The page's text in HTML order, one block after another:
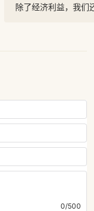
除了经济利益，我们
0/500